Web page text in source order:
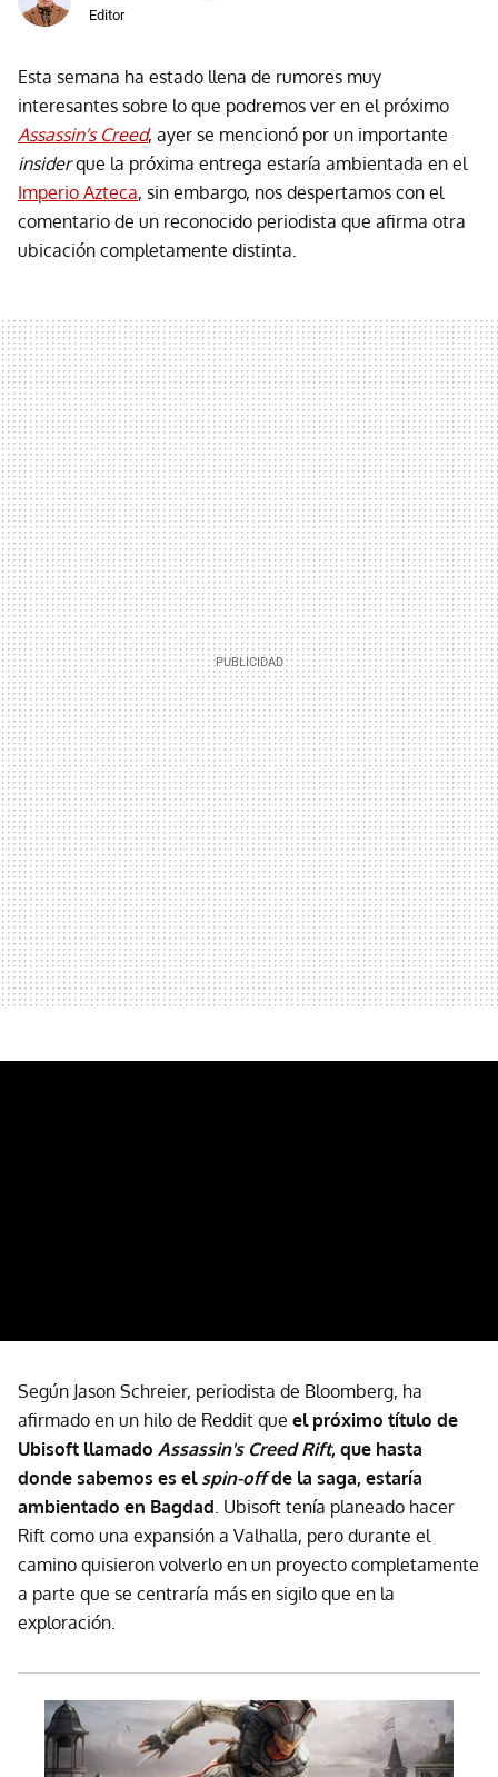
Editor
Esta semana ha estado llena de rumores muy
interesantes sobre lo que podremos ver en el próximo
Assassin's Creed, ayer se mencionó por un importante
insiderque la próxima entrega estaría ambientada en el
Imperio Azteca, sin embargo, nos despertamos con el
comentario de un reconocido periodista que afirma otra
ubicación completamente distinta.
Según Jason Schreier, periodista de Bloomberg, ha
afirmado en un hilo de Reddit que el próximo título de
Ubisoft llamado Assassin's Creed Rift, que hasta
donde sabemos es el spin-offde la saga, estaría
ambientado en Bagdad . Ubisoft tenía planeado hacer
Rift como una expansión a Valhalla, pero durante el
camino quisieron volverlo en un proyecto completamente
a parte que se centraría más en sigilo que en la
exploración.